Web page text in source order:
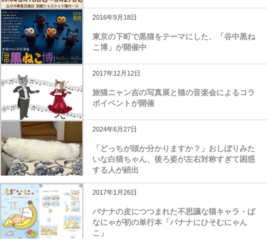
2016年9月18日
東京の下町で黒猫をテーマにした、「谷中黒ね
こ博」が開催中
2017年12月12日
旅猫ニャン吉の写真展と猫の音楽会によるコラ
ボイベントが開催
2024年6月27日
「どっちが頭か分かりますか？」おしぼりみた
いな白猫ちゃん、後ろ姿が左右対称すぎて困惑
する人が続出
2017年1月26日
バナナの皮につつまれた不思議な猫キャラ・ば
なにゃが初の単行本「バナナにひそむにゃん
こ」